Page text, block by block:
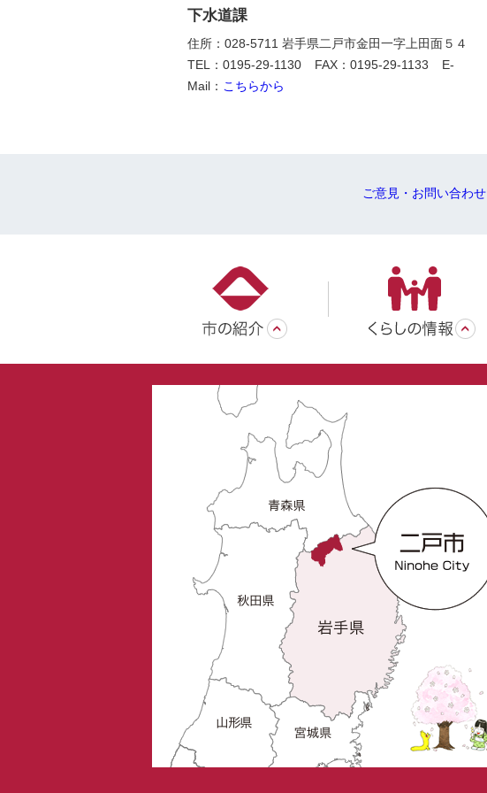
下水道課
住所：028-5711 岩手県二戸市金田一字上田面５４
TEL：0195-29-1130
FAX：0195-29-1133
E-
Mail： こちらから
ご意見・お問い合わせ